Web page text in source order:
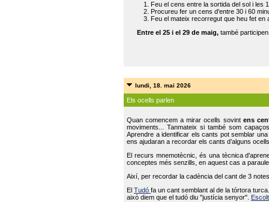
Feu el cens entre la sortida del sol i les
Procureu fer un cens d'entre 30 i 60
Feu el mateix recorregut que heu fet en
Entre el 25 i el 29 de maig, també
lundi, 18. mai 2026
Els ocells parlen
Quan comencem a mirar ocells sovint ens
moviments... Tanmateix si també som
Aprendre a identificar els cants pot semblar
ens ajudaran a recordar els cants d’alguns
El recurs mnemotècnic, és una tècnica
conceptes més senzills, en aquest cas a
Així, per recordar la cadència del cant de 3
ElTudófa un cant semblant al de la tórtora
això diem que el tudó diu "justícia senyor".